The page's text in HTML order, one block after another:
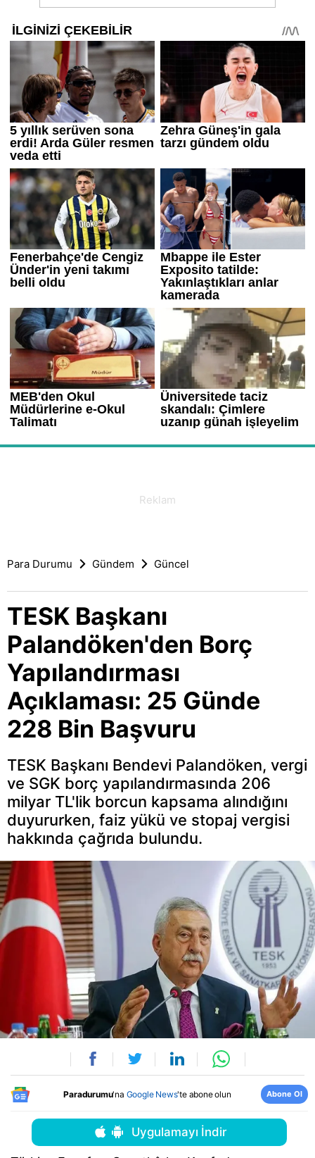
Para Durumu Gündem Güncel
TESK Başkanı
Palandöken'den Borç
Yapılandırması
Açıklaması: 25 Günde
228 Bin Başvuru
TESK Başkanı Bendevi Palandöken, vergi
ve SGK borç yapılandırmasında 206
milyar TL'lik borcun kapsama alındığını
duyururken, faiz yükü ve stopaj vergisi
hakkında çağrıda bulundu.
Paradurumu'na Google News'te abone olun Abone Ol
Uygulamayı İndir